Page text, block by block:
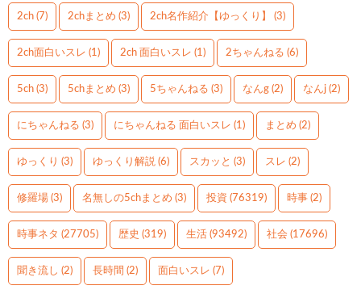
2ch (7) 2chまとめ (3) 2ch名作紹介【ゆっくり】 (3)
2ch面白いスレ (1) 2ch 面白いスレ (1) 2ちゃんねる (6)
5ch (3) 5chまとめ (3) 5ちゃんねる (3) なんg (2) なんj (2)
にちゃんねる (3) にちゃんねる 面白いスレ (1) まとめ (2)
ゆっくり (3) ゆっくり解説 (6) スカッと (3) スレ (2)
修羅場 (3) 名無しの5chまとめ (3) 投資 (76319) 時事 (2)
時事ネタ (27705) 歴史 (319) 生活 (93492) 社会 (17696)
聞き流し (2) 長時間 (2) 面白いスレ (7)